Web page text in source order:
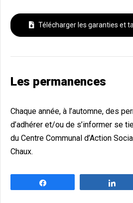
Télécharger les garanties et
Les permanences
Chaque année, à l’automne, des
d’adhérer et/ou de s’informer se
du Centre Communal d’Action
Chaux.